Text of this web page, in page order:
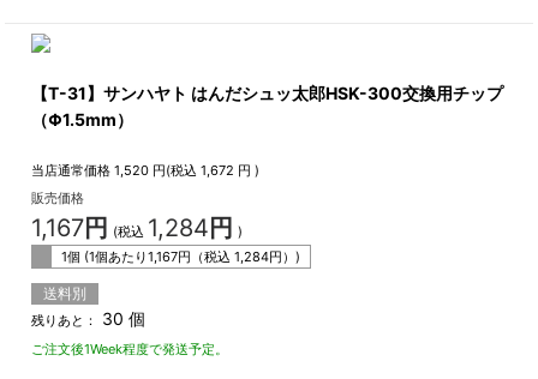
【T-31】サンハヤト はんだシュッ太郎HSK-300交換用チップ
（Φ1.5mm）
当店通常価格 1,520 円(税込1,672 円 )
販売価格
1,167円 (税込 1,284 円 )
1個 (1個あたり1,167円（税込1,284円）)
送料別
残りあと： 30 個
ご注文後1Week程度で発送予定。